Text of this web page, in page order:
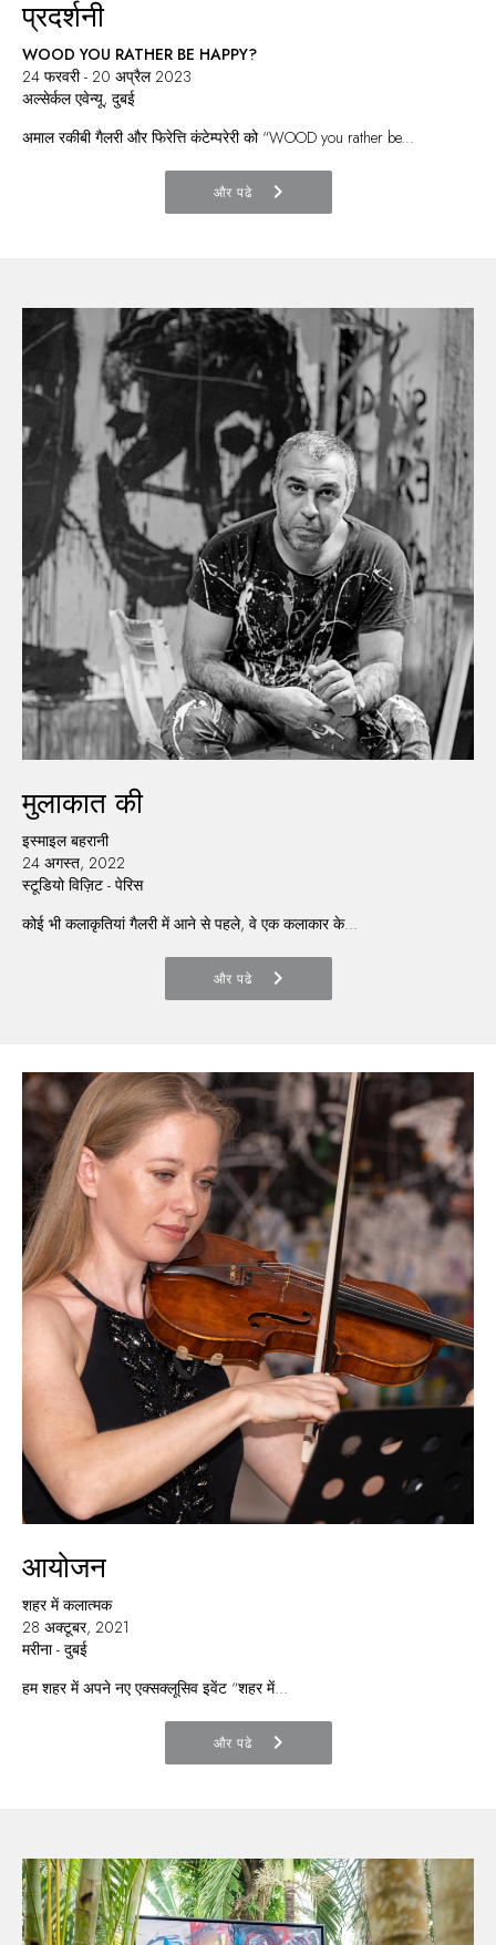
प्रदर्शनी
WOOD YOU RATHER BE HAPPY?
24 फरवरी - 20 अप्रैल 2023
अल्सेर्कल एवेन्यू, दुबई
अमाल रकीबी गैलरी और फिरेत्ति कंटेम्परेरी को “WOOD you rather be...
और पढे chevron_right
मुलाकात की
इस्माइल बहरानी
24 अगस्त, 2022
स्टूडियो विज़िट - पेरिस
कोई भी कलाकृतियां गैलरी में आने से पहले, वे एक कलाकार के...
और पढे chevron_right
आयोजन
शहर में कलात्मक
28 अक्टूबर, 2021
मरीना - दुबई
हम शहर में अपने नए एक्सक्लूसिव इवेंट “शहर में...
और पढे chevron_right